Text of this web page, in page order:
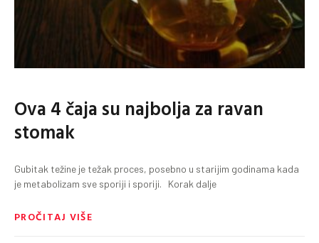
Ova 4 čaja su najbolja za ravan
stomak
Gubitak težine je težak proces, posebno u starijim godinama kada
je metabolizam sve sporiji i sporiji. Korak dalje
PROČITAJ VIŠE